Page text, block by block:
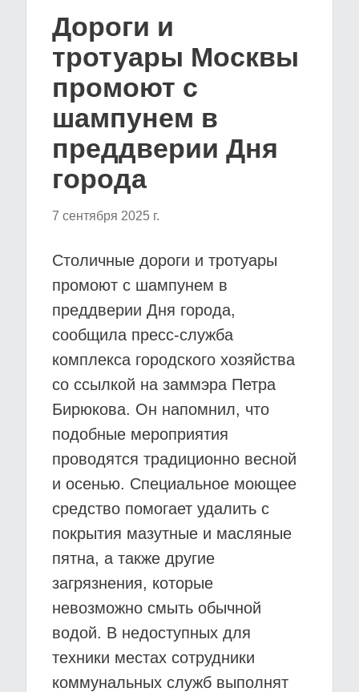
Дороги и
тротуары Москвы
промоют с
шампунем в
преддверии Дня
города
7 сентября 2025 г.
Столичные дороги и тротуары
промоют с шампунем в
преддверии Дня города,
сообщила пресс-служба
комплекса городского хозяйства
со ссылкой на заммэра Петра
Бирюкова. Он напомнил, что
подобные мероприятия
проводятся традиционно весной
и осенью. Специальное моющее
средство помогает удалить с
покрытия мазутные и масляные
пятна, а также другие
загрязнения, которые
невозможно смыть обычной
водой. В недоступных для
техники местах сотрудники
коммунальных служб выполнят